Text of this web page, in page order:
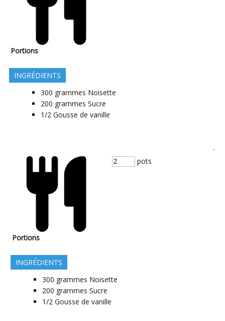
Portions
INGRÉDIENTS
300 grammes Noisette
200 grammes Sucre
1/2 Gousse de vanille
Portions
pots
INGRÉDIENTS
300 grammes Noisette
200 grammes Sucre
1/2 Gousse de vanille